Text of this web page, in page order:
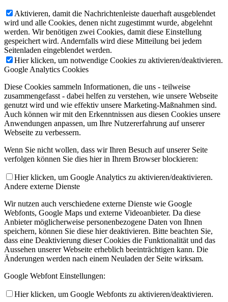
Aktivieren, damit die Nachrichtenleiste dauerhaft ausgeblendet
wird und alle Cookies, denen nicht zugestimmt wurde, abgelehnt
werden. Wir benötigen zwei Cookies, damit diese Einstellung
gespeichert wird. Andernfalls wird diese Mitteilung bei jedem
Seitenladen eingeblendet werden.
Hier klicken, um notwendige Cookies zu aktivieren/deaktivieren.
Google Analytics Cookies
Diese Cookies sammeln Informationen, die uns - teilweise
zusammengefasst - dabei helfen zu verstehen, wie unsere Webseite
genutzt wird und wie effektiv unsere Marketing-Maßnahmen sind.
Auch können wir mit den Erkenntnissen aus diesen Cookies unsere
Anwendungen anpassen, um Ihre Nutzererfahrung auf unserer
Webseite zu verbessern.
Wenn Sie nicht wollen, dass wir Ihren Besuch auf unserer Seite
verfolgen können Sie dies hier in Ihrem Browser blockieren:
Hier klicken, um Google Analytics zu aktivieren/deaktivieren.
Andere externe Dienste
Wir nutzen auch verschiedene externe Dienste wie Google
Webfonts, Google Maps und externe Videoanbieter. Da diese
Anbieter möglicherweise personenbezogene Daten von Ihnen
speichern, können Sie diese hier deaktivieren. Bitte beachten Sie,
dass eine Deaktivierung dieser Cookies die Funktionalität und das
Aussehen unserer Webseite erheblich beeinträchtigen kann. Die
Änderungen werden nach einem Neuladen der Seite wirksam.
Google Webfont Einstellungen:
Hier klicken, um Google Webfonts zu aktivieren/deaktivieren.